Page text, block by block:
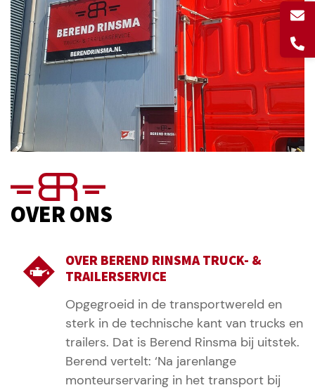
OVER ONS
OVER BEREND RINSMA TRUCK- &
TRAILERSERVICE
Opgegroeid in de transportwereld en
sterk in de technische kant van trucks en
trailers. Dat is Berend Rinsma bij uitstek.
Berend vertelt: ‘Na jarenlange
monteurservaring in het transport bij